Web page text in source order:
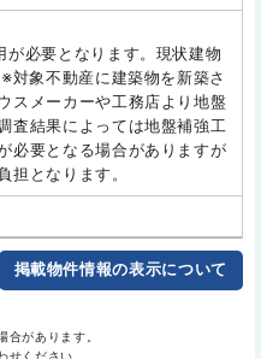
が必要となります。現状建物
対象不動産に建築物を新築さ
スメーカーや工務店より地盤
査結果によっては地盤補強工
必要となる場合がありますが
担となります。
掲載物件情報の表示について
があります。
ください。